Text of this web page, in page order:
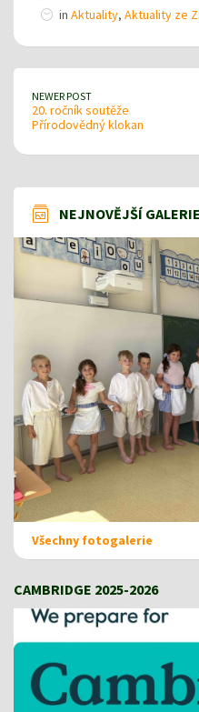
in Aktuality, Aktuality ze
NEWER POST
20. ročník soutěže
Přírodovědný klokan
NEJNOVĚJŠÍ GALERIE
Všechny fotogalerie
CAMBRIDGE 2025-2026